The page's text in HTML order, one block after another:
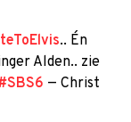
.. Én
Alden.. zie
— Christ